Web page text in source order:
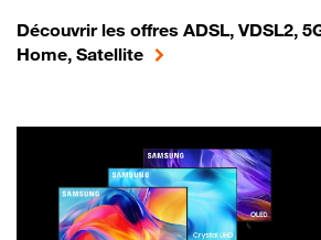
Découvrir les offres ADSL, VDSL2,
Home, Satellite